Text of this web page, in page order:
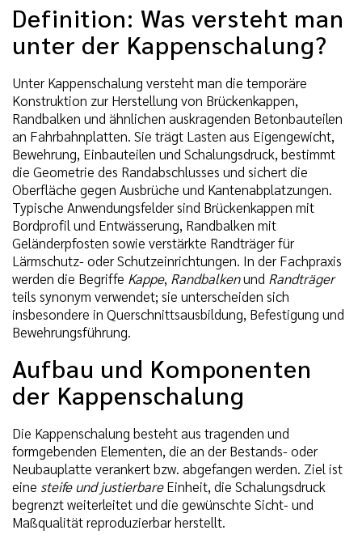
Definition: Was versteht man
unter der Kappenschalung?
Unter Kappenschalung versteht man die temporäre
Konstruktion zur Herstellung von Brückenkappen,
Randbalken und ähnlichen auskragenden Betonbauteilen
an Fahrbahnplatten. Sie trägt Lasten aus Eigengewicht,
Bewehrung, Einbauteilen und Schalungsdruck, bestimmt
die Geometrie des Randabschlusses und sichert die
Oberfläche gegen Ausbrüche und Kantenabplatzungen.
Typische Anwendungsfelder sind Brückenkappen mit
Bordprofil und Entwässerung, Randbalken mit
Geländerpfosten sowie verstärkte Randträger für
Lärmschutz- oder Schutzeinrichtungen. In der Fachpraxis
werden die Begriffe Kappe, Randbalkenund Randträger
teils synonym verwendet; sie unterscheiden sich
insbesondere in Querschnittsausbildung, Befestigung und
Bewehrungsführung.
Aufbau und Komponenten
der Kappenschalung
Die Kappenschalung besteht aus tragenden und
formgebenden Elementen, die an der Bestands- oder
Neubauplatte verankert bzw. abgefangen werden. Ziel ist
eine steife und justierbareEinheit, die Schalungsdruck
begrenzt weiterleitet und die gewünschte Sicht- und
Maßqualität reproduzierbar herstellt.